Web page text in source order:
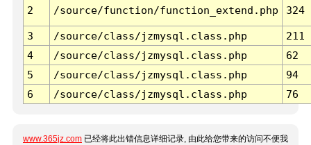
2 /source/function/function_extend.php 324
3 /source/class/jzmysql.class.php
211
4
/source/class/jzmysql.class.php
62
5
/source/class/jzmysql.class.php
94
6
/source/class/jzmysql.class.php 76
www.365jz.com 已经将此出错信息详细记录, 由此给您带来的访问不便我